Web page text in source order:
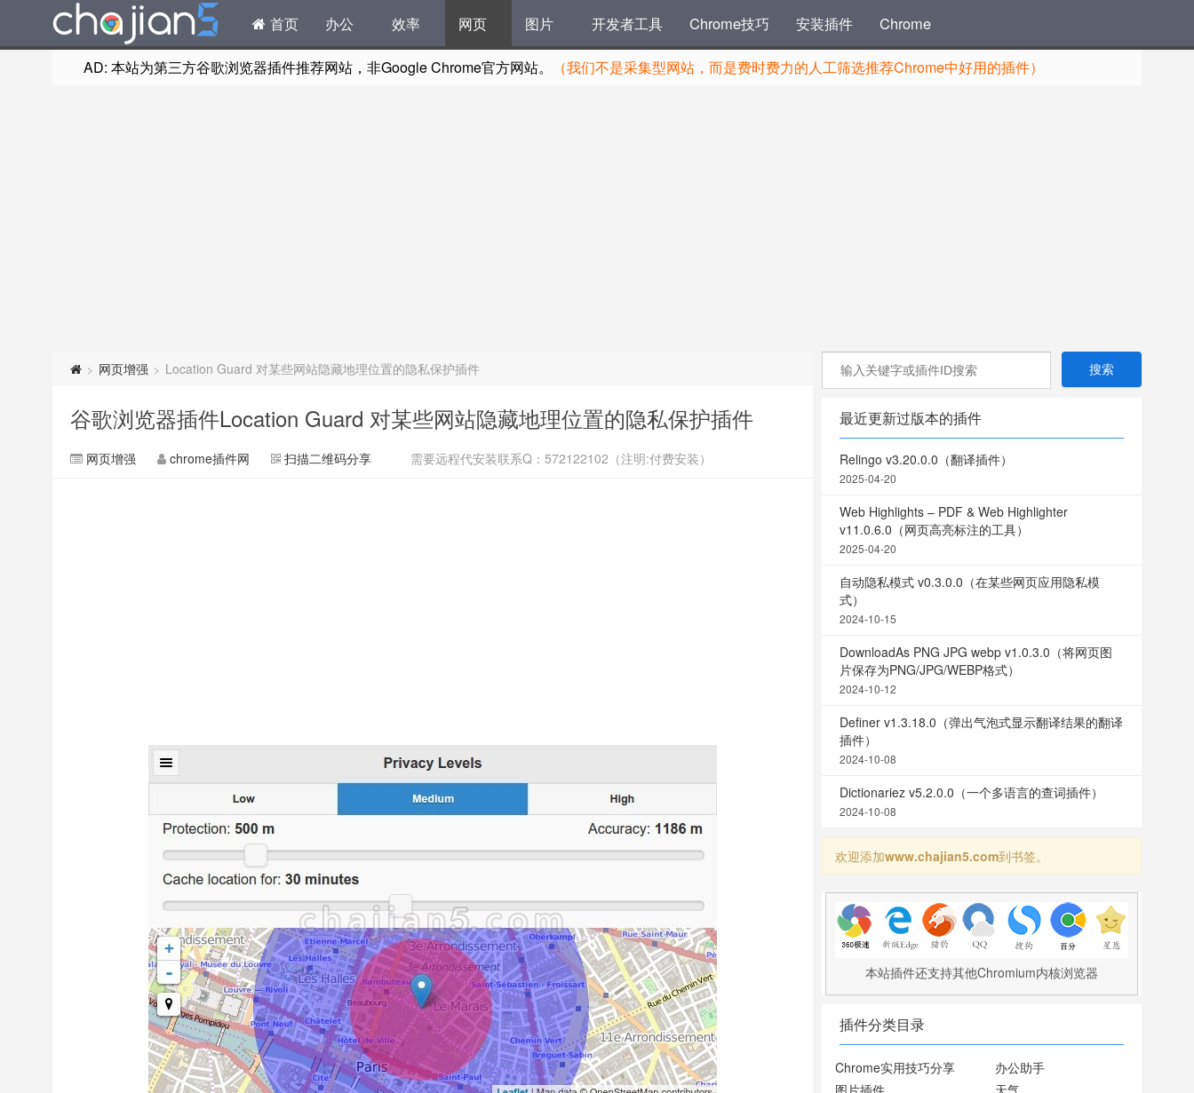
首页 办公 效率 网页 图片 开发者工具 Chrome技巧 安装插件 Chrome
AD: 本站为第三方谷歌浏览器插件推荐网站，非Google Chrome官方网站。 （我们不是采集型网站，而是费时费力的人工筛选推荐Chrome中好用的插件）
> 网页增强 > Location Guard 对某些网站隐藏地理位置的隐私保护插件
谷歌浏览器插件Location Guard 对某些网站隐藏地理位置的隐私保护插件
网页增强 chrome插件网 扫描二维码分享 需要远程代安装联系Q：572122102（注明:付费安装）
最近更新过版本的插件
Relingo v3.20.0.0（翻译插件）
2025-04-20
Web Highlights – PDF & Web Highlighter
v11.0.6.0（网页高亮标注的工具）
2025-04-20
自动隐私模式 v0.3.0.0（在某些网页应用隐私模
式）
2024-10-15
DownloadAs PNG JPG webp v1.0.3.0（将网页图
片保存为PNG/JPG/WEBP格式）
2024-10-12
Definer v1.3.18.0（弹出气泡式显示翻译结果的翻译
插件）
2024-10-08
Dictionariez v5.2.0.0（一个多语言的查词插件）
2024-10-08
欢迎添加www.chajian5.com到书签。
本站插件还支持其他Chromium内核浏览器
插件分类目录
Chrome实用技巧分享
办公助手
图片插件
天气